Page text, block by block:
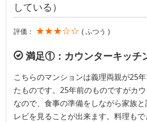
している）
評価： ★★★☆☆ ( ふつう )
満足①：カウンターキッチ
こちらのマンションは義理両親が25
たものです。25年前のものですがカ
なので、食事の準備をしながら家族
レビを見ることが出来ます。料理も